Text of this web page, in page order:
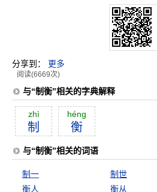
分享到： 更多
阅读(6669次)
与“制衡”相关的字典解释
zhì
制
héng
衡
与“制衡”相关的词语
制一 制世
衡人
衡从